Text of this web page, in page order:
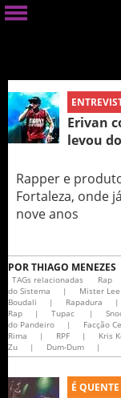
Erivan
levou
Rapper e
Fortaleza, onde
nove anos
PORTHIAGO MENEZES
TAGs relacionadas Rap
do Sistema
| Mister
Boudali
| Rapadura |
Rap
| Tupac |
do Pandeiro
| Facção
Rima
| RPF | Kris
Zu
| Dum-Dum |
É QUENTE